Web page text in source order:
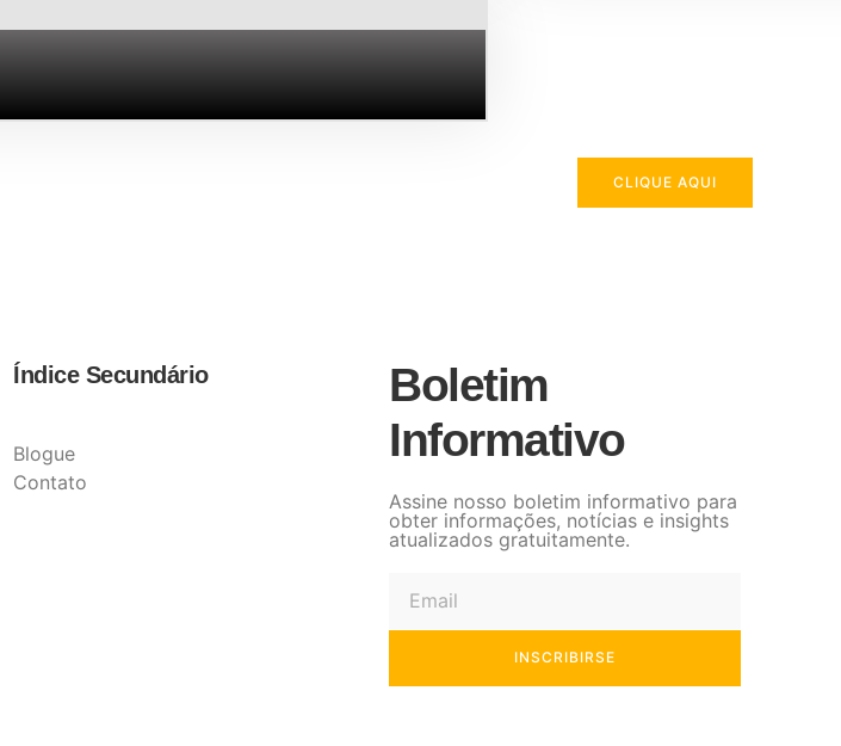
CLIQUE AQUI
Índice Secundário
Blogue
Contato
Boletim
Informativo
Assine nosso boletim informativo para
obter informações, notícias e insights
atualizados gratuitamente.
INSCRIBIRSE